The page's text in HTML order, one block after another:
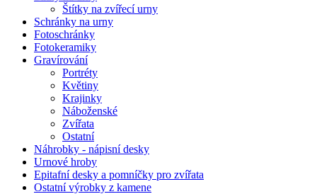
Štítky na zvířecí urny
Schránky na urny
Fotoschránky
Fotokeramiky
Gravírování
Portréty
Květiny
Krajinky
Náboženské
Zvířata
Ostatní
Náhrobky - nápisní desky
Urnové hroby
Epitafní desky a pomníčky pro zvířata
Ostatní výrobky z kamene